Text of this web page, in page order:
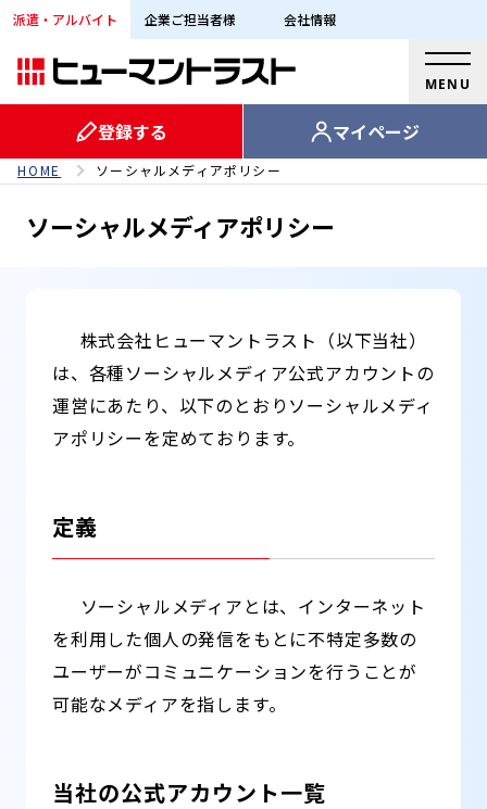
派遣・アルバイト 企業ご担当者様 会社情報
MENU
登録する マイページ
HOME ソーシャルメディアポリシー
ソーシャルメディアポリシー
株式会社ヒューマントラスト（以下当社）
は、各種ソーシャルメディア公式アカウントの
運営にあたり、以下のとおりソーシャルメディ
アポリシーを定めております。
定義
ソーシャルメディアとは、インターネット
を利用した個人の発信をもとに不特定多数の
ユーザーがコミュニケーションを行うことが
可能なメディアを指します。
当社の公式アカウント一覧